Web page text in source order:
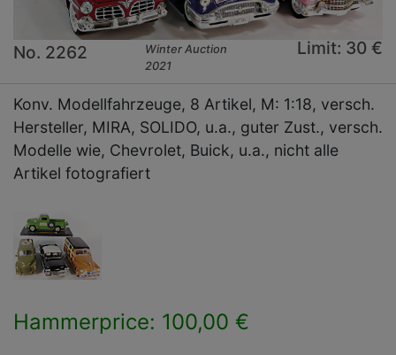
No. 2262
Winter Auction
2021
Limit: 30 €
Konv. Modellfahrzeuge, 8 Artikel, M: 1:18, versch.
Hersteller, MIRA, SOLIDO, u.a., guter Zust., versch.
Modelle wie, Chevrolet, Buick, u.a., nicht alle
Artikel fotografiert
Hammerprice: 100,00 €